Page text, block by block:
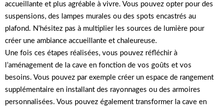
accueillante et plus agréable à vivre. Vous pouvez opter pour des
suspensions, des lampes murales ou des spots encastrés au
plafond. N’hésitez pas à multiplier les sources de lumière pour
créer une ambiance accueillante et chaleureuse.
Une fois ces étapes réalisées, vous pouvez réfléchir à
l’aménagement de la cave en fonction de vos goûts et vos
besoins. Vous pouvez par exemple créer un espace de rangement
supplémentaire en installant des rayonnages ou des armoires
personnalisées. Vous pouvez également transformer la cave en